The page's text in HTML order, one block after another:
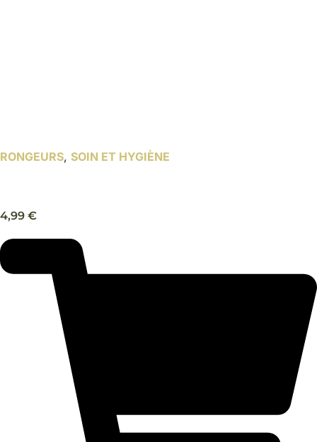
RONGEURS, SOIN ET HYGIÈNE
4,99 €